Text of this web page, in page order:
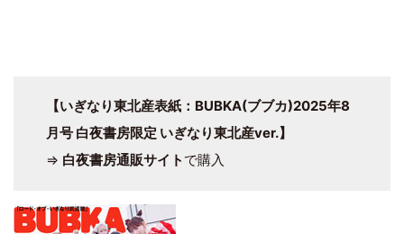
【いぎなり東北産表紙：BUBKA(ブブカ)2025年8
月号 白夜書房限定 いぎなり東北産ver.】
⇒ 白夜書房通販サイト で購入